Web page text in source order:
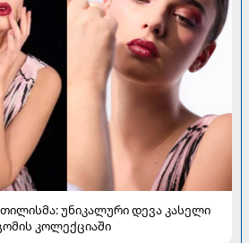
უნიკალური დევა კასელი
კოლექციაში